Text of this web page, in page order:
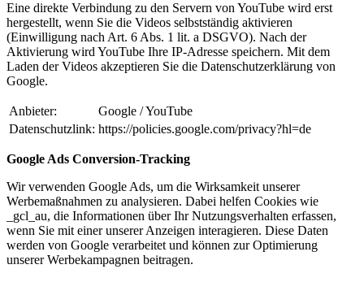
Eine direkte Verbindung zu den Servern von YouTube wird erst
hergestellt, wenn Sie die Videos selbstständig aktivieren
(Einwilligung nach Art. 6 Abs. 1 lit. a DSGVO). Nach der
Aktivierung wird YouTube Ihre IP-Adresse speichern. Mit dem
Laden der Videos akzeptieren Sie die Datenschutzerklärung von
Google.
Anbieter:
Google / YouTube
Datenschutzlink: https://policies.google.com/privacy?hl=de
Google Ads Conversion-Tracking
Wir verwenden Google Ads, um die Wirksamkeit unserer
Werbemaßnahmen zu analysieren. Dabei helfen Cookies wie
_gcl_au, die Informationen über Ihr Nutzungsverhalten erfassen,
wenn Sie mit einer unserer Anzeigen interagieren. Diese Daten
werden von Google verarbeitet und können zur Optimierung
unserer Werbekampagnen beitragen.